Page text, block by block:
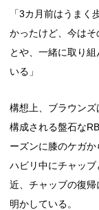
「3カ月前はうま
かったけど、今は
とや、一緒に取り
いる」
構想上、ブラウン
構成される盤石な
ーズンに膝のケガ
ハビリ中にチャッ
近、チャッブの復帰
明かしている。